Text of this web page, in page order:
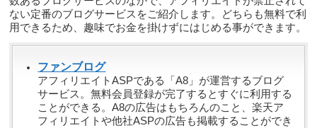
ない定番のブログサービスをご紹介します。どちらも無料で利
用できるため、趣味でお金を掛けずにはじめる事ができます。
ファンブログ
アフィリエイトASPである「A8」が運営するブログ
サービス。無料会員登録が完了するとすぐに利用する
ことができる。A8の広告はもちろんのこと、楽天ア
フィリエイトや他社ASPの広告も掲載することができ